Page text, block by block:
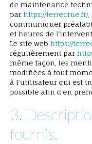
de maintenance
par https://terrecrue.fr/,
communiquer
et heures de
Le site web https://
régulièrement par
même façon, les
modifiées à tout
à l’utilisateur qui est
possible afin d’en
3.
fournis.